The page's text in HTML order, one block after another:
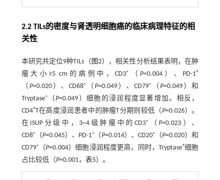
2.2 TILs的密度与肾透明细胞癌的临床病理特征的相
关性
本研究共定位9种TILs（ 图2），相关性分析结果表明，在肿
瘤大小≥5 cm的病例中，CD3⁺（P=0.004）、PD-1+
（ P=0.020）、CD68⁺（ P=0.049）、CD79⁺（P=0.049）和
Tryptase⁺（P=0.049）细胞的浸润程度显著增加。相反，
CD4+T在高度浸润患者中的肿瘤T分期则较低（P=0.026）。
在ISUP分级中，3~4级肿瘤中的CD3⁺（P=0.023）、
CD8⁺（P=0.045）、PD-1⁺（P=0.014）、CD20⁺（P=0.020）和
CD79⁺（P=0.004）细胞浸润程度更高，同时，Tryptase+细胞
占比较低（P=0.001， 表5）。